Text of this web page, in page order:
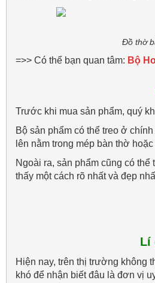
Đồ thờ
=>> Có thể bạn quan tâm: Bộ
Trước khi mua sản phẩm, quý
Bộ sản phẩm có thể treo ở
lên nằm trong mép bàn thờ
Ngoài ra, sản phẩm cũng có
thấy một cách rõ nhất và đẹp
Lí
Hiện nay, trên thị trường không
khó để nhận biết đâu là đơn vị